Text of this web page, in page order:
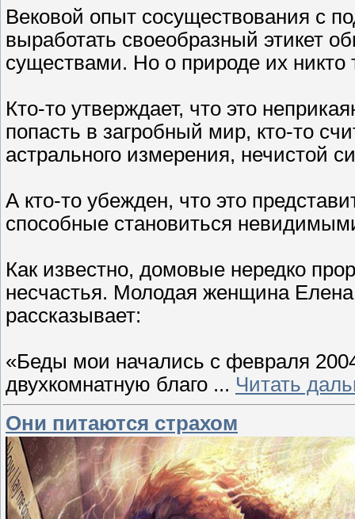
Вековой опыт сосуществования с
выработать своеобразный этикет
существами. Но о природе их никто
Кто-то утверждает, что это
попасть в загробный мир, кто-то
астрального измерения, нечистой
А кто-то убежден, что это
способные становиться
Как известно, домовые нередко
несчастья. Молодая женщина Елена
рассказывает:
«Беды мои начались с февраля
двухкомнатную благо ... Читать
Они питаются страхом